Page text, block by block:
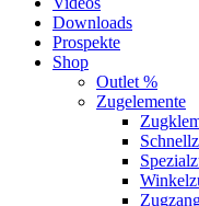
Downloads
Prospekte
Shop
Outlet %
Zugelemente